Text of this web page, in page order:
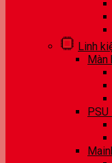
Linh
Màn
PSU